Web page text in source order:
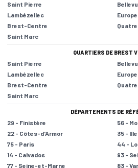
Saint Pierre
Lambézellec
Europe
Brest-Centre
Saint Marc
QUARTIERS DE BREST
Saint Pierre
Lambézellec
Europe
Brest-Centre
Saint Marc
DÉPARTEMENTS DE
29 - Finistère
56 -
22 - Côtes-d'Armor
35 -
75 - Paris
44 -
14 - Calvados
93 -
77 - Seine-et-Marne
83 - Var